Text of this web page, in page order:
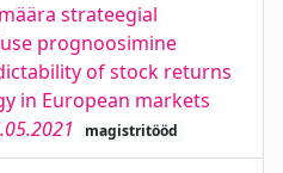
strateegial
prognoosimine
of stock returns
in European markets
magistritööd